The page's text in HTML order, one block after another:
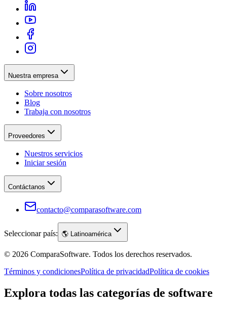
Nuestra empresa
Sobre nosotros
Blog
Trabaja con nosotros
Proveedores
Nuestros servicios
Iniciar sesión
Contáctanos
contacto@comparasoftware.com
Seleccionar país: 🌎 Latinoamérica
© 2026 ComparaSoftware. Todos los derechos reservados.
Términos y condicionesPolítica de privacidadPolítica de cookies
Explora todas las categorías de software